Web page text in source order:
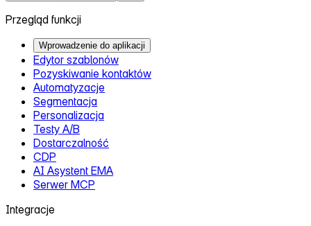
Przegląd funkcji
Wprowadzenie do aplikacji
Edytor szablonów
Pozyskiwanie kontaktów
Automatyzacje
Segmentacja
Personalizacja
Testy A/B
Dostarczalność
CDP
AI Asystent EMA
Serwer MCP
Integracje